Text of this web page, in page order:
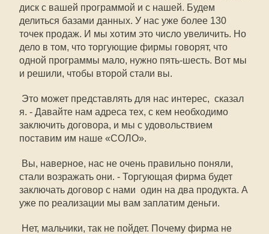
диск с вашей программой и с нашей. Будем
делиться базами данных. У нас уже более 130
точек продаж. И мы хотим это число увеличить. Но
дело в том, что торгующие фирмы говорят, что
одной программы мало, нужно пять-шесть. Вот мы
и решили, чтобы второй стали вы.
 Это может представлять для нас интерес,  сказал
я. - Давайте нам адреса тех, с кем необходимо
заключить договора, и мы с удовольствием
поставим им наше «СОЛО».
 Вы, наверное, нас не очень правильно поняли, 
стали возражать они. - Торгующая фирма будет
заключать договор с нами  один на два продукта. А
уже по реализации мы вам заплатим деньги.
 Нет, мальчики, так не пойдет. Почему фирма не